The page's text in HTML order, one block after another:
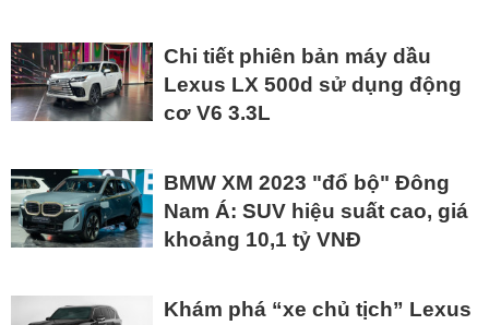
Chi tiết phiên bản máy dầu
Lexus LX 500d sử dụng động
cơ V6 3.3L
BMW XM 2023 "đổ bộ" Đông
Nam Á: SUV hiệu suất cao, giá
khoảng 10,1 tỷ VNĐ
Khám phá “xe chủ tịch” Lexus